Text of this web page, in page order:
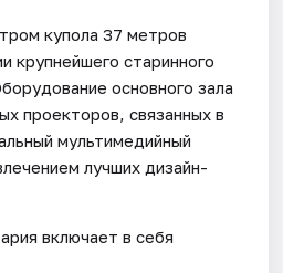
купола 37 метров
крупнейшего старинного
основного зала
проекторов, связанных в
мультимедийный
лучших дизайн-
включает в себя